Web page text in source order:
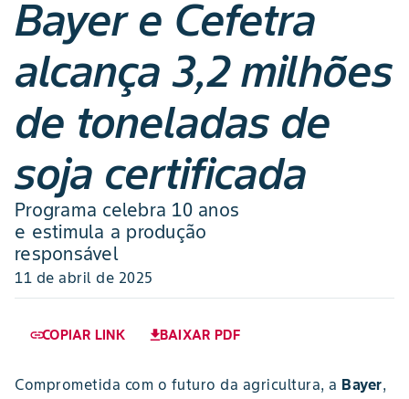
Bayer e Cefetra
alcança 3,2 milhões
de toneladas de
soja certificada
Programa celebra 10 anos
e estimula a produção
responsável
11 de abril de 2025
COPIAR LINK
link BAIXAR PDF
download
Comprometida com o futuro da agricultura, a Bayer,